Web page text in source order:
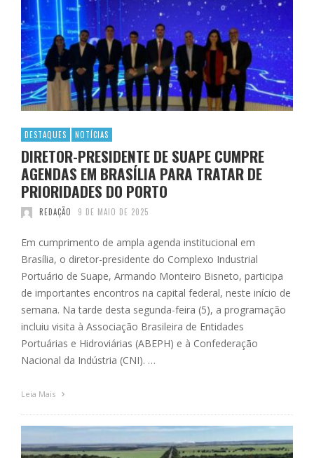
DESTAQUES NOTÍCIAS
DIRETOR-PRESIDENTE DE SUAPE CUMPRE
AGENDAS EM BRASÍLIA PARA TRATAR DE
PRIORIDADES DO PORTO
REDAÇÃO 9 DE MAIO DE 2025
Em cumprimento de ampla agenda institucional em
Brasília, o diretor-presidente do Complexo Industrial
Portuário de Suape, Armando Monteiro Bisneto, participa
de importantes encontros na capital federal, neste início de
semana. Na tarde desta segunda-feira (5), a programação
incluiu visita à Associação Brasileira de Entidades
Portuárias e Hidroviárias (ABEPH) e à Confederação
Nacional da Indústria (CNI). …
Leia Mais